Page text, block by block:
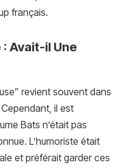
français.
Avait-il Une
revient souvent dans
il est
Bats n’était pas
L’humoriste était
et préférait garder ces